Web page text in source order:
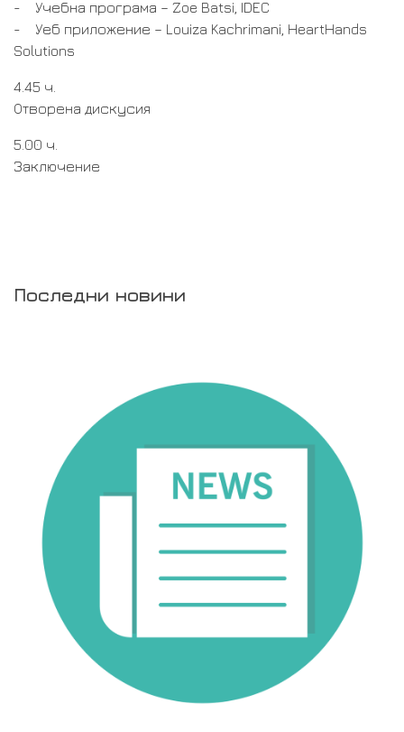
- Учебна програма – Zoe Batsi, IDEC
- Уеб приложение – Louiza Kachrimani, HeartHands
Solutions
4.45 ч.
Отворена дискусия
5.00 ч.
Заключение
Последни новини